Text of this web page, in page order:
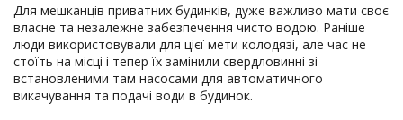
Для мешканців приватних будинків, дуже важливо мати своє
власне та незалежне забезпечення чисто водою. Раніше
люди використовували для цієї мети колодязі, але час не
стоїть на місці і тепер їх замінили свердловинні зі
встановленими там насосами для автоматичного
викачування та подачі води в будинок.